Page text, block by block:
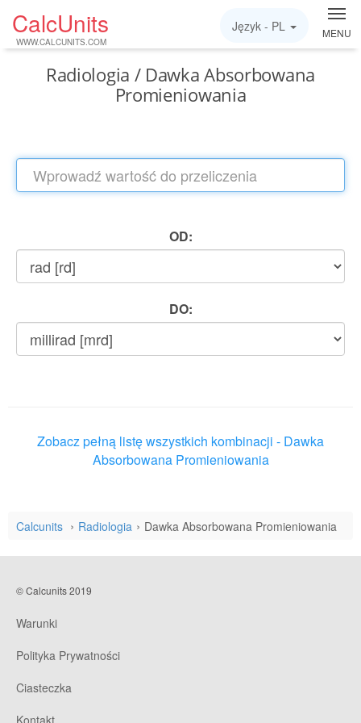
CalcUnits
WWW.CALCUNITS.COM
MENU
Język - PL
Radiologia / Dawka Absorbowana
Promieniowania
OD:
DO:
Zobacz pełną listę wszystkich kombinacji - Dawka
Absorbowana Promieniowania
Calcunits Radiologia Dawka Absorbowana Promieniowania
© Calcunits 2019
Warunki
Polityka Prywatności
Ciasteczka
Kontakt